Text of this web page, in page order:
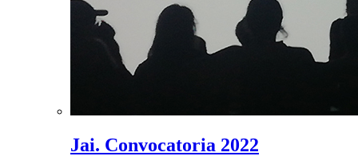
Jai. Convocatoria 2022